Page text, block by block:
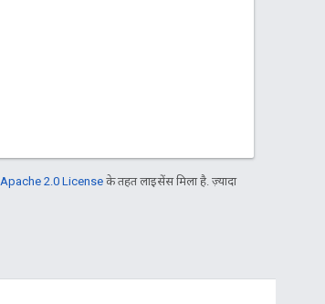
Apache 2.0 License के तहत लाइसेंस मिला है. ज़्यादा